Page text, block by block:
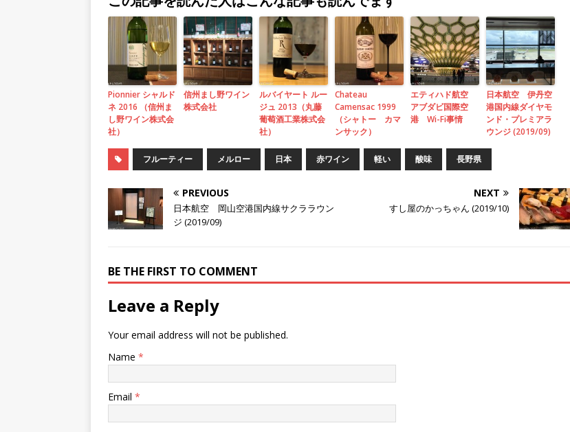
Pionnier シャルド
ネ 2016 （信州ま
し野ワイン株式会
社）
信州まし野ワイン
株式会社
ルバイヤート ルー
ジュ 2013（丸藤
葡萄酒工業株式会
社）
Chateau
Camensac 1999
（シャトー カマ
ンサック）
エティハド航空
アブダビ国際空
港 Wi-Fi事情
日本航空 伊丹空
港国内線ダイヤモ
ンド・プレミアラ
ウンジ (2019/09)
フルーティー メルロー 日本 赤ワイン 軽い 酸味 長野県
PREVIOUS
日本航空 岡山空港国内線サクララウン
ジ (2019/09)
NEXT
すし屋のかっちゃん (2019/10)
BE THE FIRST TO COMMENT
Leave a Reply
Your email address will not be published.
Name *
Email *